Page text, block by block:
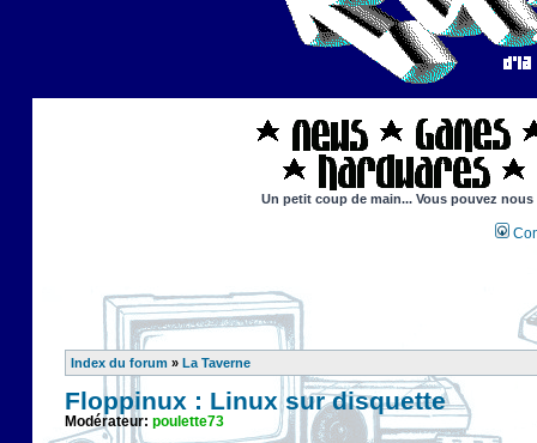
Un petit coup de main... Vous pouvez
Index du forum » La Taverne
Floppinux : Linux sur disquette
Modérateur: poulette73